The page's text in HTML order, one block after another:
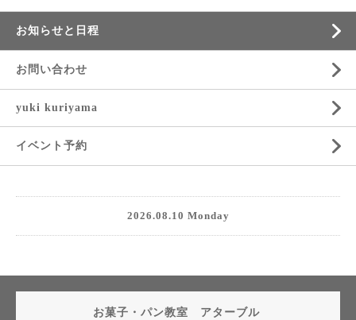
お知らせと日程
お問い合わせ
yuki kuriyama
イベント予約
2026.08.10 Monday
お菓子・パン教室 アターブル